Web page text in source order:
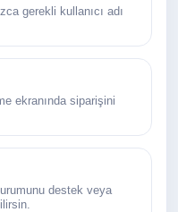
gerekli kullanıcı adı
ekranında siparişini
destek veya